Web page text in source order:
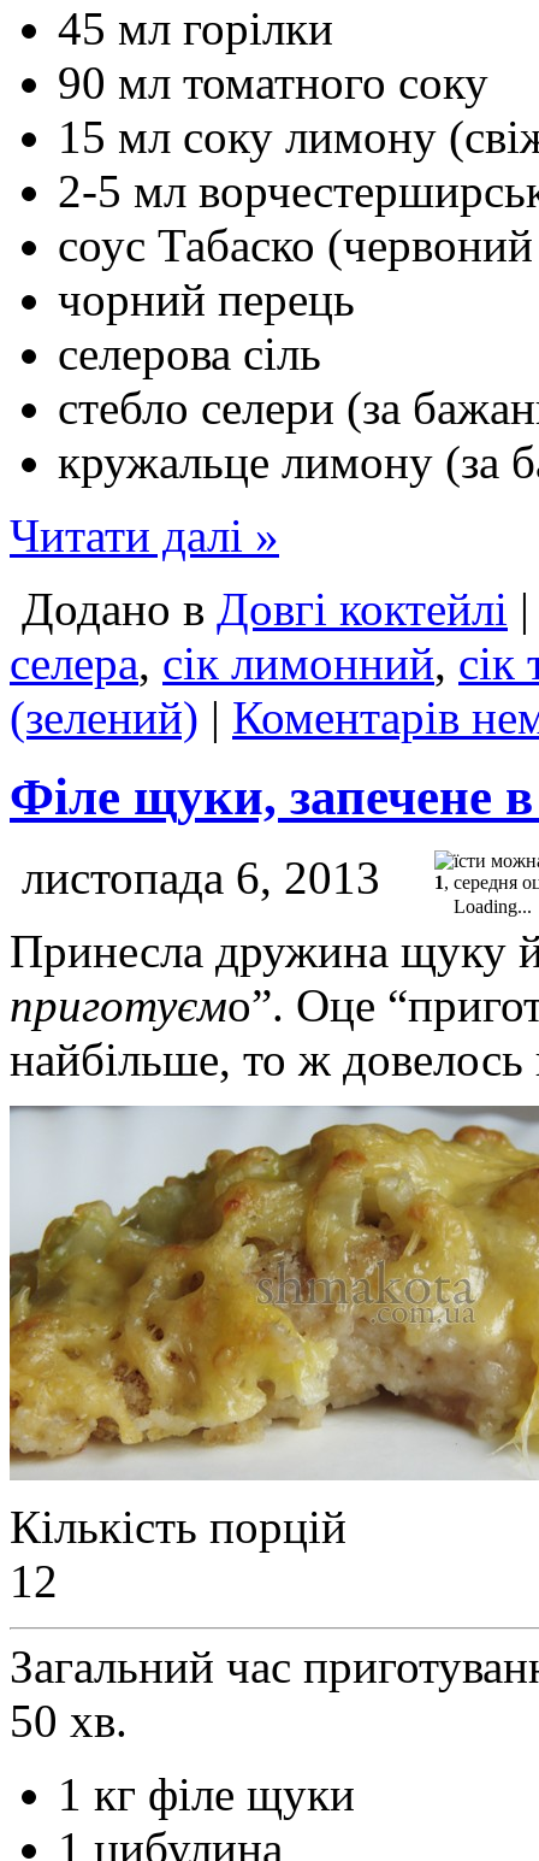
45 мл горілки
90 мл томатного соку
15 мл соку лимону
2-5 мл
соус Табаско
чорний перець
селерова сіль
стебло селери (за
кружальце лимону (за
Читати далі »
Додано в Довгі коктейлі
селера, сік лимонний, сік
(зелений) | Коментарів
Філе щуки, запечене
листопада 6, 2013 1, середня
Loading...
Принесла дружина щуку
приготуємо”. Оце
найбільше, то ж
Кількість порцій
12
Загальний час
50 хв.
1 кг філе щуки
1 цибулина